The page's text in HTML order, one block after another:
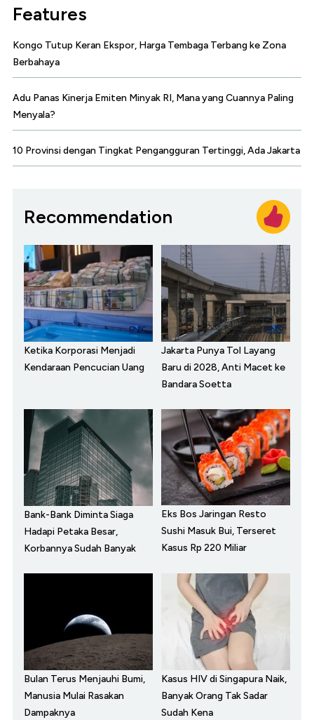
Features
Kongo Tutup Keran Ekspor, Harga Tembaga Terbang ke Zona
Berbahaya
Adu Panas Kinerja Emiten Minyak RI, Mana yang Cuannya Paling
Menyala?
10 Provinsi dengan Tingkat Pengangguran Tertinggi, Ada Jakarta
Recommendation
Ketika Korporasi Menjadi
Kendaraan Pencucian Uang
Jakarta Punya Tol Layang
Baru di 2028, Anti Macet ke
Bandara Soetta
Bank-Bank Diminta Siaga
Hadapi Petaka Besar,
Korbannya Sudah Banyak
Eks Bos Jaringan Resto
Sushi Masuk Bui, Terseret
Kasus Rp 220 Miliar
Bulan Terus Menjauhi Bumi,
Manusia Mulai Rasakan
Dampaknya
Kasus HIV di Singapura Naik,
Banyak Orang Tak Sadar
Sudah Kena